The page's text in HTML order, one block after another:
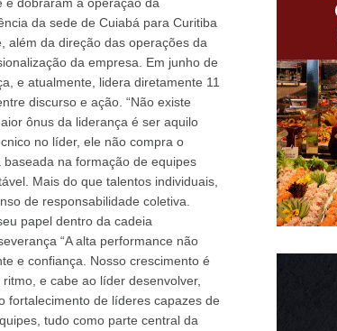
da sede de Cuiabá para Curitiba
além da direção das operações da
da empresa. Em junho de
e atualmente, lidera diretamente 11
discurso e ação. “Não existe
ônus da liderança é ser aquilo
no líder, ele não compra o
na formação de equipes
Mais do que talentos individuais,
de responsabilidade coletiva.
papel dentro da cadeia
“A alta performance não
e confiança. Nosso crescimento é
e cabe ao líder desenvolver,
fortalecimento de líderes capazes de
tudo como parte central da